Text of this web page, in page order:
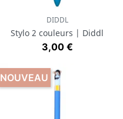
DIDDL
Stylo 2 couleurs | Diddl
Prix
3,00 €
NOUVEAU